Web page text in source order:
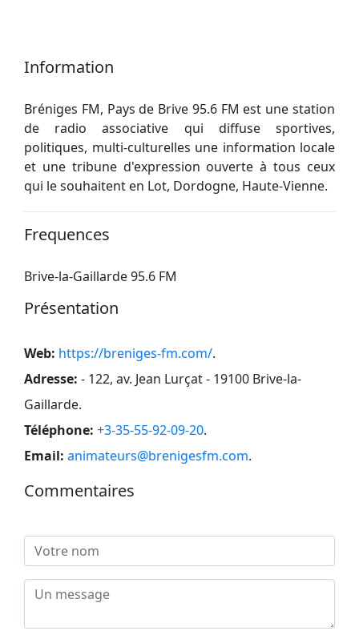
Information
Bréniges FM, Pays de Brive 95.6 FM est une station
de radio associative qui diffuse sportives,
politiques, multi-culturelles une information locale
et une tribune d'expression ouverte à tous ceux
qui le souhaitent en Lot, Dordogne, Haute-Vienne.
Frequences
Brive-la-Gaillarde 95.6 FM
Présentation
Web: https://breniges-fm.com/.
Adresse: - 122, av. Jean Lurçat - 19100 Brive-la-
Gaillarde.
Téléphone: +3-35-55-92-09-20.
Email: animateurs@brenigesfm.com.
Commentaires